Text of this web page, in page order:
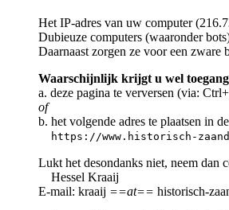
Het IP-adres van uw computer
Dubieuze computers (waaronder
Daarnaast zorgen ze voor een zware
Waarschijnlijk krijgt u wel
a. deze pagina te verversen (via:
of
b. het volgende adres te plaatsen in
https://www.historisch-
Lukt het desondanks niet, neem dan
Hessel Kraaij
E-mail: kraaij ==at== historisch-